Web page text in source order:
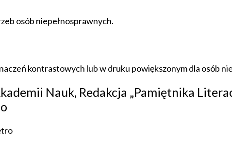
osób niepełnosprawnych.
kontrastowych lub w druku powiększonym dla osób
Nauk, Redakcja „Pamiętnika